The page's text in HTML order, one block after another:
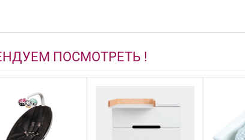
ПОСМОТРЕТЬ !